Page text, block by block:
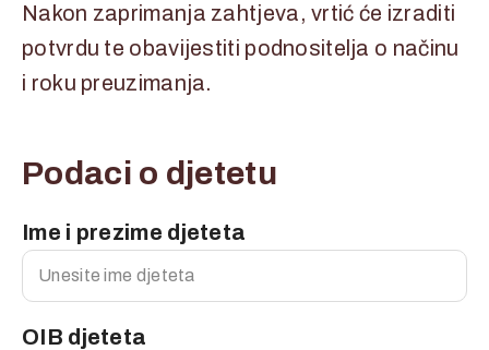
Nakon zaprimanja zahtjeva, vrtić će izraditi
potvrdu te obavijestiti podnositelja o načinu
i roku preuzimanja.
Podaci o djetetu
Ime i prezime djeteta
OIB djeteta